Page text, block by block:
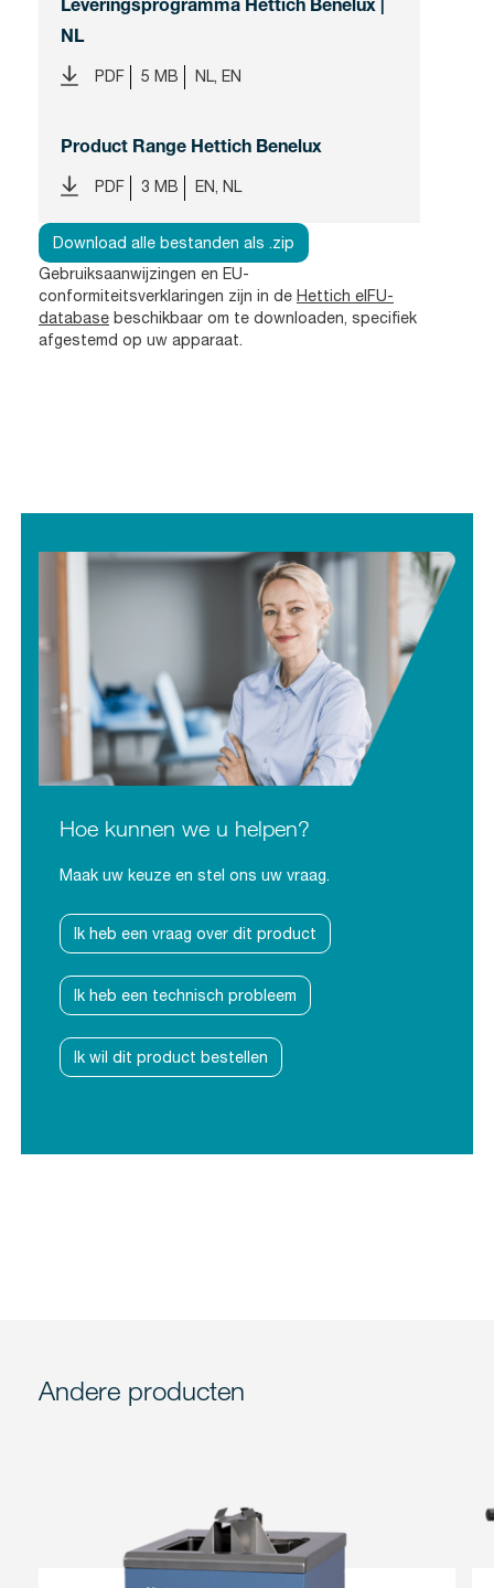
Leveringsprogramma Hettich Benelux |
NL
PDF 5 MB NL, EN
Product Range Hettich Benelux
PDF 3 MB EN, NL
Download alle bestanden als .zip
Gebruiksaanwijzingen en EU-
conformiteitsverklaringen zijn in de Hettich eIFU-
database beschikbaar om te downloaden, specifiek
afgestemd op uw apparaat.
Hoe kunnen we u helpen?
Maak uw keuze en stel ons uw vraag.
Ik heb een vraag over dit product
Ik heb een technisch probleem
Ik wil dit product bestellen
Andere producten